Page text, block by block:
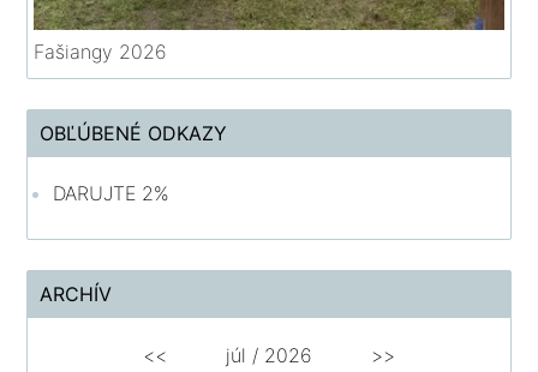
Fašiangy 2026
OBĽÚBENÉ ODKAZY
DARUJTE 2%
ARCHÍV
<< júl / 2026 >>